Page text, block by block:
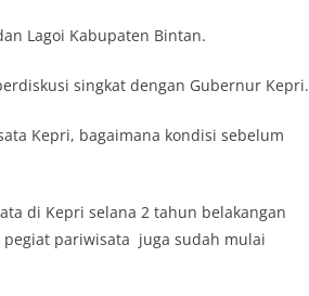
Lagoi Kabupaten Bintan.
singkat dengan Gubernur Kepri.
Kepri, bagaimana kondisi sebelum
di Kepri selana 2 tahun belakangan
pegiat pariwisata juga sudah mulai